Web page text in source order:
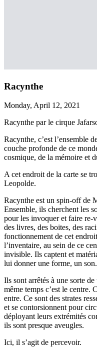
Racynthe
Monday, April 12, 2021
Racynthe par le cirque
Racynthe, c’est l’ensemble
couche profonde de ce
cosmique, de la mémoire et
A cet endroit de la carte se
Leopolde.
Racynthe est un spin-off de
Ensemble, ils cherchent les
pour les invoquer et faire re-
des livres, des boites, des
fonctionnement de cet
l’inventaire, au sein de ce
invisible. Ils captent et
lui donner une forme, un son.
Ils sont arrêtés à une sorte
même temps c’est le centre.
entre. Ce sont des strates
et se contorsionnent pour
déployant leurs extrémités
ils sont presque aveugles.
Ici, il s’agit de percevoir.